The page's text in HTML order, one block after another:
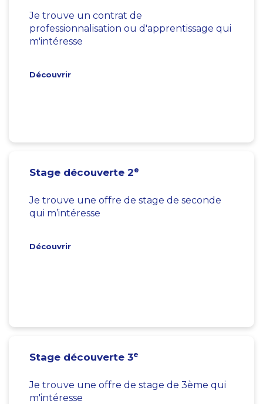
Je trouve un contrat de
professionnalisation ou d'apprentissage qui
m'intéresse
Découvrir
Stage découverte 2e
Je trouve une offre de stage de seconde
qui m’intéresse
Découvrir
Stage découverte 3e
Je trouve une offre de stage de 3ème qui
m'intéresse